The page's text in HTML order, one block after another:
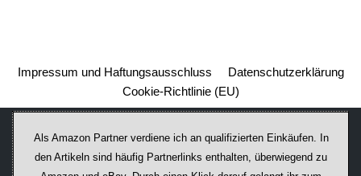
Impressum und Haftungsausschluss
Datenschutzerklärung
Cookie-Richtlinie (EU)
Als Amazon Partner verdiene ich an qualifizierten Einkäufen. In
den Artikeln sind häufig Partnerlinks enthalten, überwiegend zu